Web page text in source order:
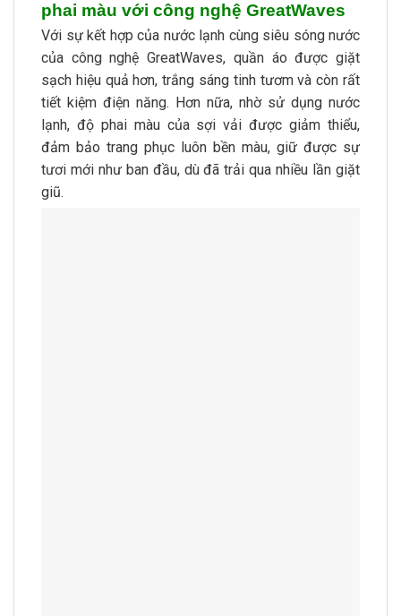
phai màu với công nghệ GreatWaves
Với sự kết hợp của nước lạnh cùng siêu sóng nước
của công nghệ GreatWaves, quần áo được giặt
sạch hiệu quả hơn, trắng sáng tinh tươm và còn rất
tiết kiệm điện năng. Hơn nữa, nhờ sử dụng nước
lạnh, độ phai màu của sợi vải được giảm thiểu,
đảm bảo trang phục luôn bền màu, giữ được sự
tươi mới như ban đầu, dù đã trải qua nhiều lần giặt
giũ.